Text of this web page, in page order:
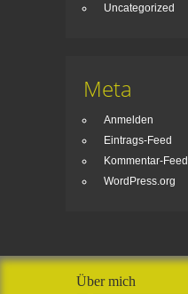
Uncategorized
Meta
Anmelden
Eintrags-Feed
Kommentar-Feed
WordPress.org
Über mich